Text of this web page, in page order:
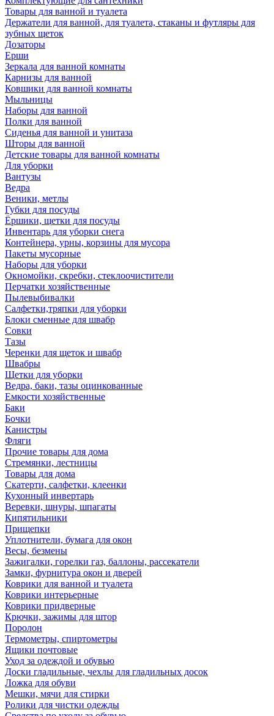
Товары для ванной и туалета
Держатели для ванной, для туалета, стаканы и футляры для
зубных щеток
Дозаторы
Ерши
Зеркала для ванной комнаты
Карнизы для ванной
Ковшики для ванной комнаты
Мыльницы
Наборы для ванной
Полки для ванной
Сиденья для ванной и унитаза
Шторы для ванной
Детские товары для ванной комнаты
Для уборки
Вантузы
Ведра
Веники, метлы
Губки для посуды
Ёршики, щетки для посуды
Инвентарь для уборки снега
Контейнера, урны, корзины для мусора
Пакеты мусорные
Наборы для уборки
Окномойки, скребки, стеклоочистители
Перчатки хозяйственные
Пылевыбивалки
Салфетки,тряпки для уборки
Блоки сменные для швабр
Совки
Тазы
Черенки для щеток и швабр
Швабры
Щетки для уборки
Ведра, баки, тазы оцинкованные
Емкости хозяйственные
Баки
Бочки
Канистры
Фляги
Прочие товары для дома
Стремянки, лестницы
Товары для дома
Скатерти, салфетки, клеенки
Кухонный инвертарь
Веревки, шнуры, шпагаты
Кипятильники
Прищепки
Уплотнители, бумага для окон
Весы, безмены
Зажигалки, горелки газ, баллоны, рассекатели
Замки, фурнитура окон и дверей
Коврики для ванной и туалета
Коврики интерьерные
Коврики придверные
Крючки, зажимы для штор
Поролон
Термометры, спиртометры
Ящики почтовые
Уход за одеждой и обувью
Доски гладильные, чехлы для гладильных досок
Ложка для обуви
Мешки, мячи для стирки
Ролики для чистки одежды